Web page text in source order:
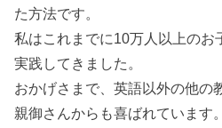
た方法です。
私はこれまでに10万人以上のお
実践してきました。
おかげさまで、英語以外の他の
親御さんからも喜ばれています。